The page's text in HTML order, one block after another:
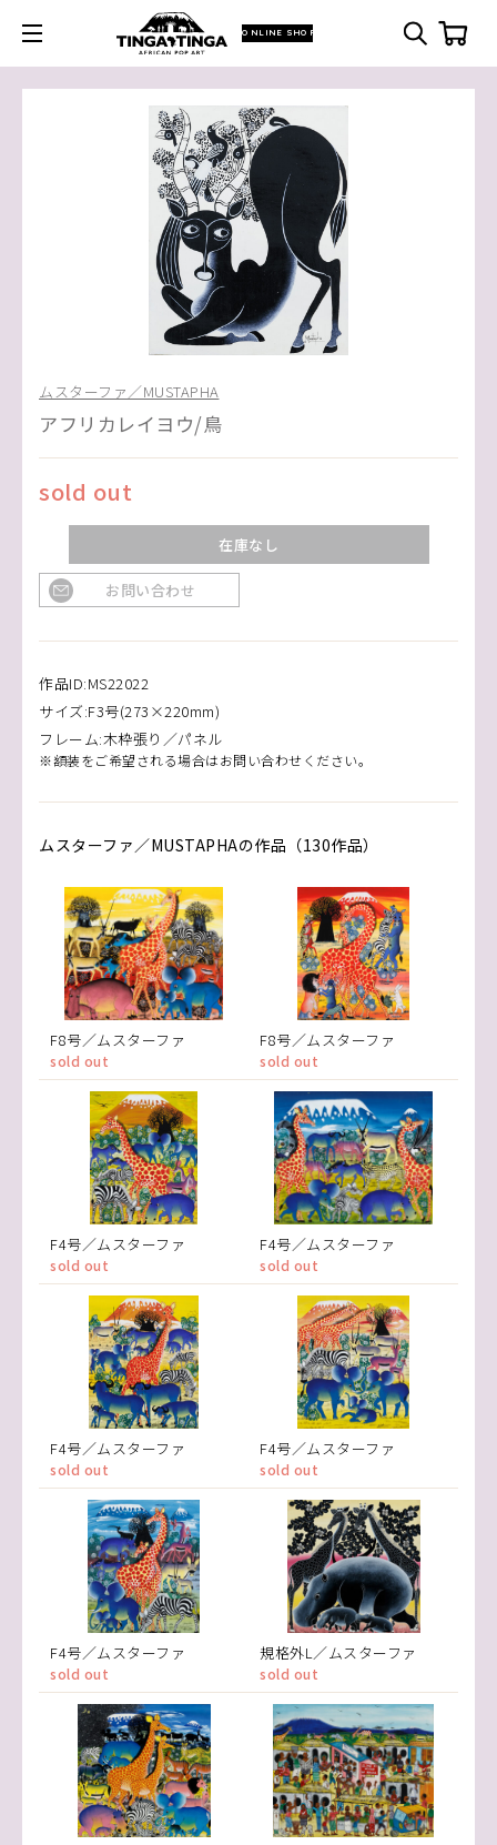
ONLINE SHOP
ムスターファ／MUSTAPHA
アフリカレイヨウ/鳥
sold out
在庫なし
お問い合わせ
作品ID:MS22022
サイズ:F3号(273×220mm)
フレーム:木枠張り／パネル
※額装をご希望される場合はお問い合わせください。
ムスターファ／MUSTAPHAの作品（130作品）
F8号／ムスターファ
sold out
F8号／ムスターファ
sold out
F4号／ムスターファ
sold out
F4号／ムスターファ
sold out
F4号／ムスターファ
sold out
F4号／ムスターファ
sold out
F4号／ムスターファ
sold out
規格外L／ムスターファ
sold out